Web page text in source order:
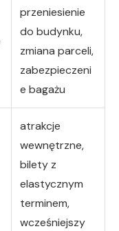
przeniesienie
do budynku,
zmiana parceli,
zabezpieczeni
e bagażu
atrakcje
wewnętrzne,
bilety z
elastycznym
terminem,
wcześniejszy